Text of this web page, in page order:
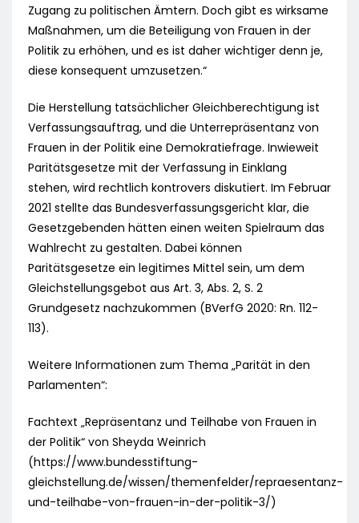
Zugang zu politischen Ämtern. Doch gibt es wirksame
Maßnahmen, um die Beteiligung von Frauen in der
Politik zu erhöhen, und es ist daher wichtiger denn je,
diese konsequent umzusetzen.“
Die Herstellung tatsächlicher Gleichberechtigung ist
Verfassungsauftrag, und die Unterrepräsentanz von
Frauen in der Politik eine Demokratiefrage. Inwieweit
Paritätsgesetze mit der Verfassung in Einklang
stehen, wird rechtlich kontrovers diskutiert. Im Februar
2021 stellte das Bundesverfassungsgericht klar, die
Gesetzgebenden hätten einen weiten Spielraum das
Wahlrecht zu gestalten. Dabei können
Paritätsgesetze ein legitimes Mittel sein, um dem
Gleichstellungsgebot aus Art. 3, Abs. 2, S. 2
Grundgesetz nachzukommen (BVerfG 2020: Rn. 112-
113).
Weitere Informationen zum Thema „Parität in den
Parlamenten“:
Fachtext „Repräsentanz und Teilhabe von Frauen in
der Politik“ von Sheyda Weinrich
(https://www.bundesstiftung-
gleichstellung.de/wissen/themenfelder/repraesentanz-
und-teilhabe-von-frauen-in-der-politik-3/)